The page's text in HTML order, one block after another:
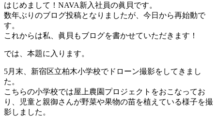
はじめまして！NAVA新入社員の眞貝です。
数年ぶりのブログ投稿となりましたが、今日から再始動で
す。
これからは私、眞貝もブログを書かせていただきます！
では、本題に入ります。
5月末、新宿区立柏木小学校でドローン撮影をしてきまし
た。
こちらの小学校では屋上農園プロジェクトをおこなってお
り、児童と親御さんが野菜や果物の苗を植えている様子を撮
影しました。